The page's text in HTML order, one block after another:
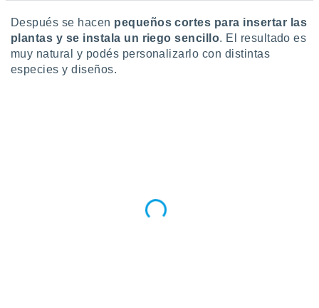
Después se hacen pequeños cortes para insertar las
plantas y se instala un riego sencillo. El resultado es
muy natural y podés personalizarlo con distintas
especies y diseños.